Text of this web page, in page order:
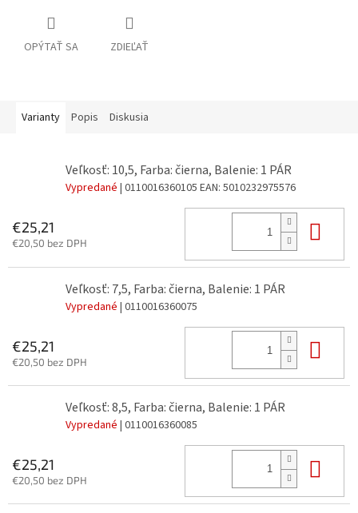
OPÝTAŤ SA ZDIEĽAŤ
Varianty Popis Diskusia
Veľkosť: 10,5, Farba: čierna, Balenie: 1 PÁR
Vypredané | 0110016360105 EAN: 5010232975576
€25,21
€20,50 bez DPH
Veľkosť: 7,5, Farba: čierna, Balenie: 1 PÁR
Vypredané | 0110016360075
€25,21
€20,50 bez DPH
Veľkosť: 8,5, Farba: čierna, Balenie: 1 PÁR
Vypredané | 0110016360085
€25,21
€20,50 bez DPH